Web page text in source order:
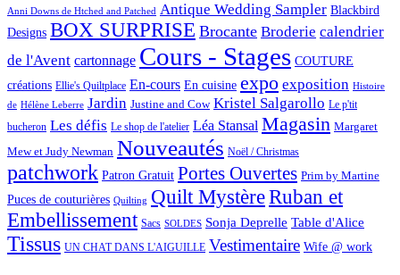
Anni Downs de Htched and Patched Antique Wedding Sampler Blackbird
Designs BOX SURPRISE Brocante Broderie calendrier
de l'Avent cartonnage Cours - Stages COUTURE
créations Ellie's Quiltplace En-cours En cuisine expo exposition Histoire
de Hélène Leberre Jardin Justine and Cow Kristel Salgarollo Le p'tit
bucheron Les défis Le shop de l'atelier Léa Stansal Magasin Margaret
Mew et Judy Newman Nouveautés Noël / Christmas
patchwork Patron Gratuit Portes Ouvertes Prim by Martine
Puces de couturières Quilting Quilt MystèreRuban et
Embellissement Sacs SOLDES Sonja Deprelle Table d'Alice
Tissus UN CHAT DANS L'AIGUILLE Vestimentaire Wife @ work